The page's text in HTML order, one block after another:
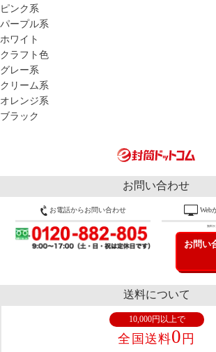
ピンク系
パープル系
ホワイト
クラフト色
グレー系
クリーム系
オレンジ系
ブラック
お問い合わせ
お電話からお問い合わせ Web
無料サ
お問い
送料について
10,000円以上で
全国送料0 円